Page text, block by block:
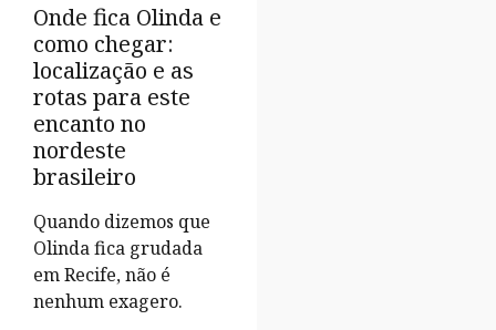
Onde fica Olinda e
como chegar:
localização e as
rotas para este
encanto no
nordeste
brasileiro
Quando dizemos que
Olinda fica grudada
em Recife, não é
nenhum exagero.